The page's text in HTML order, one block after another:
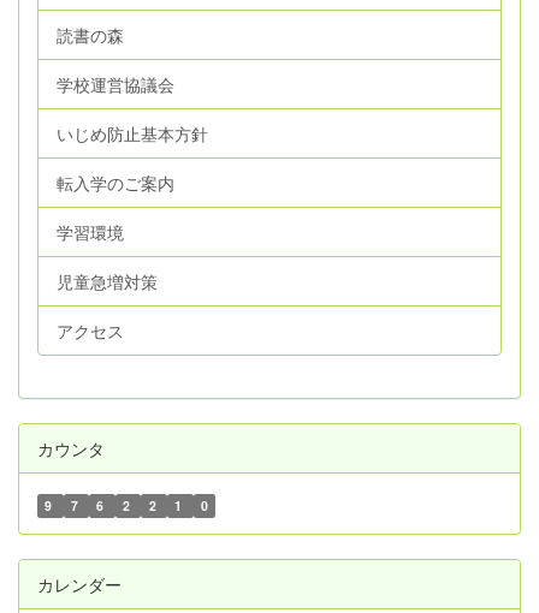
読書の森
学校運営協議会
いじめ防止基本方針
転入学のご案内
学習環境
児童急増対策
アクセス
カウンタ
9 7 6 2 2 1 0
カレンダー